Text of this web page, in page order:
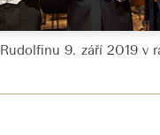
9. září 2019 v